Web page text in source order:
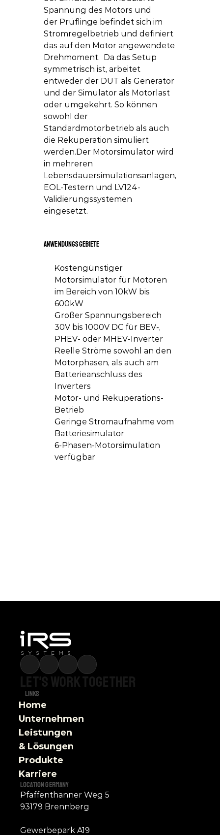
Spannung des Motors und
der Prüflinge befindet sich im
Stromregelbetrieb und definiert
das auf den Motor angewendete
Drehmoment.  Da das Setup
symmetrisch ist, arbeitet
entweder der DUT als Generator
und der Simulator als Motorlast
oder umgekehrt. So können
sowohl der
Standardmotorbetrieb als auch
die Rekuperation simuliert
werden.Der Motorsimulator wird
in mehreren
Lebensdauersimulationsanlagen,
EOL-Testern und LV124-
Validierungssystemen
eingesetzt.
Anwendungsgebiete
Kostengünstiger
Motorsimulator für Motoren
im Bereich von 10kW bis
600kW
Großer Spannungsbereich
30V bis 1000V DC für BEV-,
PHEV- oder MHEV-Inverter
Reelle Ströme sowohl an den
Motorphasen, als auch am
Batterieanschluss des
Inverters
Motor- und Rekuperations-
Betrieb
Geringe Stromaufnahme vom
Batteriesimulator
6-Phasen-Motorsimulation
verfügbar
Let'sworktogether
Links
Home
Unternehmen
Leistungen
& Lösungen
Produkte
Karriere
Location germany
Pfaffenthanner Weg 5
93179 Brennberg
Gewerbepark A19